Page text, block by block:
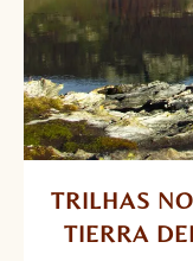
TRILHAS
TIERRA